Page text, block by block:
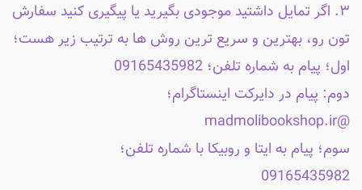
۳. اگر تمایل داشتید موجودی بگیرید یا پیگیری کنید سفارش
تون رو، بهترین و سریع ترین روش ها به ترتیب زیر هست؛
اول؛ پیام به شماره تلفن؛ 09165435982
دوم: پیام در دایرکت اینستاگرام؛
@madmolibookshop.ir
سوم؛ پیام به ایتا و روبیکا با شماره تلفن؛
09165435982